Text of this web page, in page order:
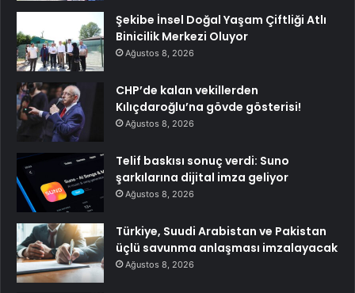
Şekibe İnsel Doğal Yaşam Çiftliği Atlı
Binicilik Merkezi Oluyor
Ağustos 8, 2026
CHP’de kalan vekillerden
Kılıçdaroğlu’na gövde gösterisi!
Ağustos 8, 2026
Telif baskısı sonuç verdi: Suno
şarkılarına dijital imza geliyor
Ağustos 8, 2026
Türkiye, Suudi Arabistan ve Pakistan
üçlü savunma anlaşması imzalayacak
Ağustos 8, 2026